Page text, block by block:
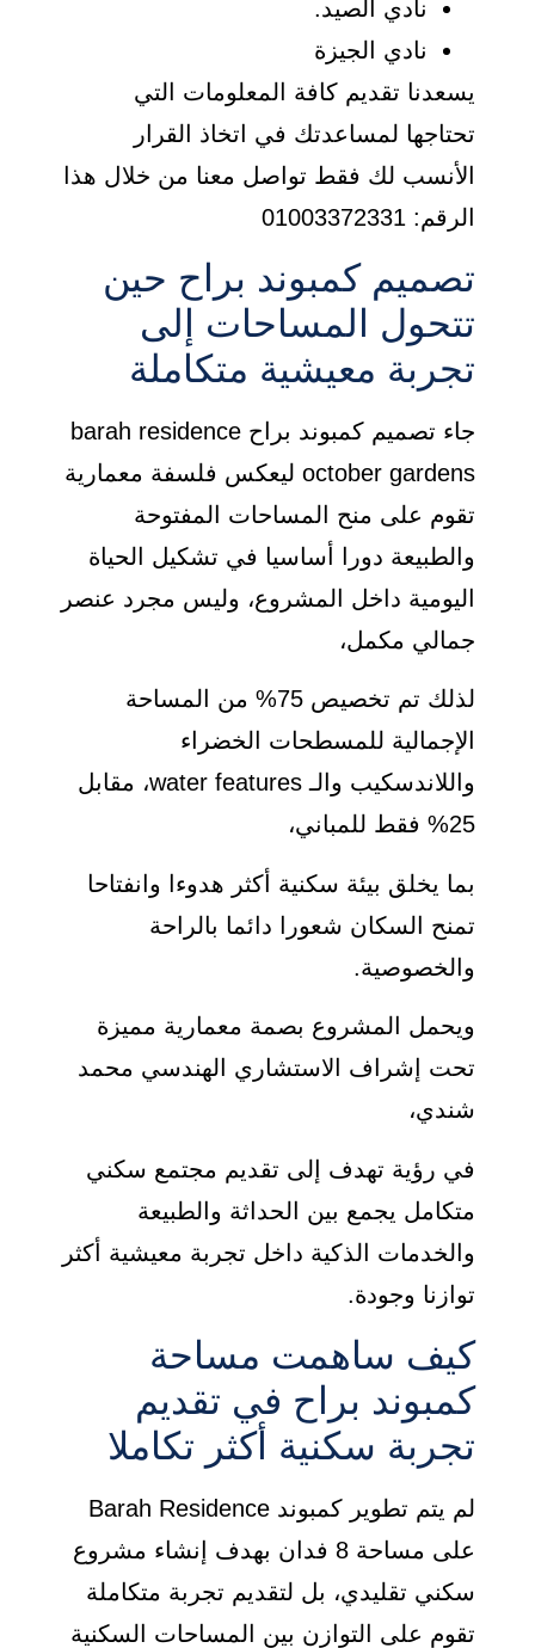
نادي الصيد.
نادي الجيزة
يسعدنا تقديم كافة المعلومات التي
تحتاجها لمساعدتك في اتخاذ القرار
الأنسب لك فقط تواصل معنا من خلال هذا
الرقم: 01003372331
تصميم كمبوند براح حين
تتحول المساحات إلى
تجربة معيشية متكاملة
جاء تصميم كمبوند براح barah residence
october gardens ليعكس فلسفة معمارية
تقوم على منح المساحات المفتوحة
والطبيعة دورا أساسيا في تشكيل الحياة
اليومية داخل المشروع، وليس مجرد عنصر
جمالي مكمل،
لذلك تم تخصيص 75% من المساحة
الإجمالية للمسطحات الخضراء
واللاندسكيب والـ water features، مقابل
25% فقط للمباني،
بما يخلق بيئة سكنية أكثر هدوءا وانفتاحا
تمنح السكان شعورا دائما بالراحة
والخصوصية.
ويحمل المشروع بصمة معمارية مميزة
تحت إشراف الاستشاري الهندسي محمد
شندي،
في رؤية تهدف إلى تقديم مجتمع سكني
متكامل يجمع بين الحداثة والطبيعة
والخدمات الذكية داخل تجربة معيشية أكثر
توازنا وجودة.
كيف ساهمت مساحة
كمبوند براح في تقديم
تجربة سكنية أكثر تكاملا
لم يتم تطوير كمبوند Barah Residence
على مساحة 8 فدان بهدف إنشاء مشروع
سكني تقليدي، بل لتقديم تجربة متكاملة
تقوم على التوازن بين المساحات السكنية